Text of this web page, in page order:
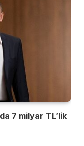
7 milyar TL’lik